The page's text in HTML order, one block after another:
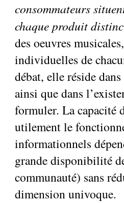
consommateurs
chaque produit
des oeuvres
individuelles de
débat, elle réside
ainsi que dans
formuler. La capacité
utilement le
informationnels
grande disponibilité
communauté) sans
dimension univoque.